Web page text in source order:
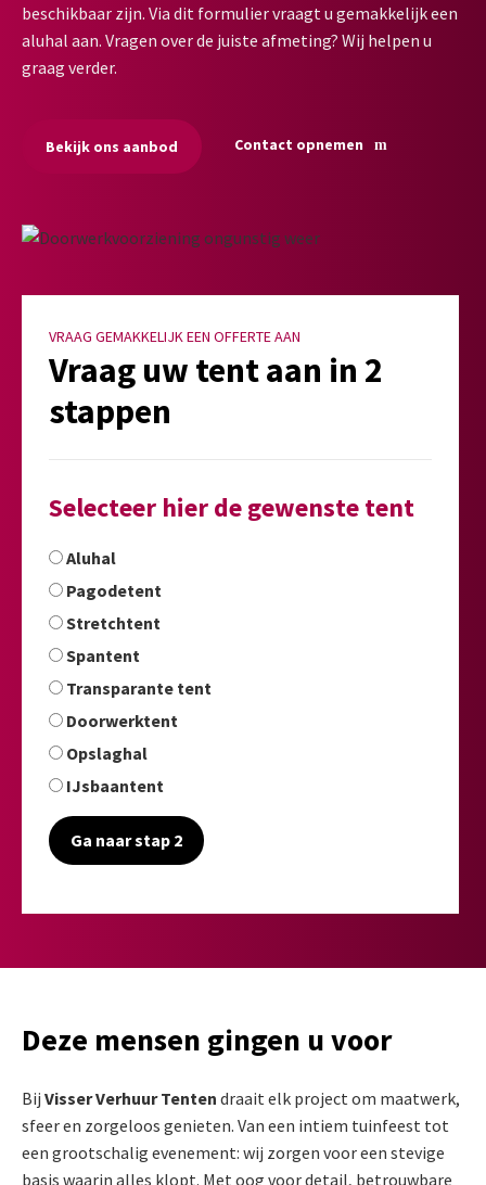
beschikbaar zijn. Via dit formulier vraagt u gemakkelijk een
aluhal aan. Vragen over de juiste afmeting? Wij helpen u
graag verder.
Bekijk ons aanbod Contact opnemen
VRAAG GEMAKKELIJK EEN OFFERTE AAN
Vraag uw tent aan in 2
stappen
Selecteer hier de gewenste tent
Aluhal
Pagodetent
Stretchtent
Spantent
Transparante tent
Doorwerktent
Opslaghal
IJsbaantent
Ga naar stap 2
Deze mensen gingen u voor
Bij Visser Verhuur Tenten draait elk project om maatwerk,
sfeer en zorgeloos genieten. Van een intiem tuinfeest tot
een grootschalig evenement: wij zorgen voor een stevige
basis waarin alles klopt. Met oog voor detail, betrouwbare